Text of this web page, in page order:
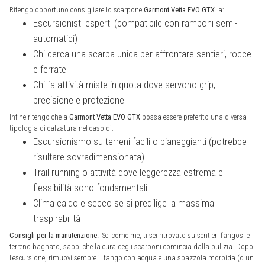
Ritengo opportuno consigliare lo scarpone Garmont Vetta EVO GTX a:
Escursionisti esperti (compatibile con ramponi semi-
automatici)
Chi cerca una scarpa unica per affrontare sentieri, rocce
e ferrate
Chi fa attività miste in quota dove servono grip,
precisione e protezione
Infine ritengo che a Garmont Vetta EVO GTX possa essere preferito una diversa
tipologia di calzatura nel caso di:
Escursionismo su terreni facili o pianeggianti (potrebbe
risultare sovradimensionata)
Trail running o attività dove leggerezza estrema e
flessibilità sono fondamentali
Clima caldo e secco se si predilige la massima
traspirabilità
Consigli per la manutenzione: Se, come me, ti sei ritrovato su sentieri fangosi e
terreno bagnato, sappi che la cura degli scarponi comincia dalla pulizia. Dopo
l’escursione, rimuovi sempre il fango con acqua e una spazzola morbida (o un